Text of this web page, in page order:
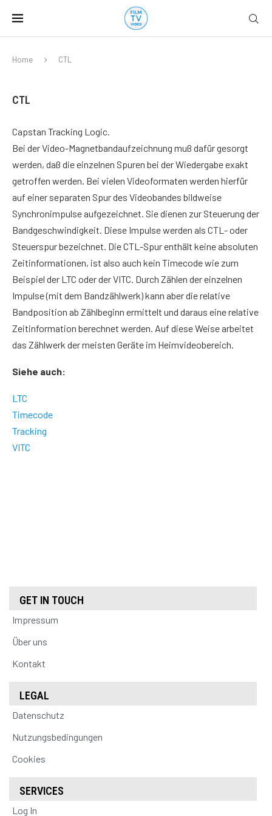
Home CTL
CTL
Capstan Tracking Logic.
Bei der Video-Magnetbandaufzeichnung muß dafür gesorgt
werden, daß die einzelnen Spuren bei der Wiedergabe exakt
getroffen werden. Bei vielen Videoformaten werden hierfür
auf einer separaten Spur des Videobandes bildweise
Synchronimpulse aufgezeichnet. Sie dienen zur Steuerung der
Bandgeschwindigkeit. Diese Impulse werden als CTL- oder
Steuerspur bezeichnet. Die CTL-Spur enthält keine absoluten
Zeitinformationen, ist also auch kein Timecode wie zum
Beispiel der LTC oder der VITC. Durch Zählen der einzelnen
Impulse (mit dem Bandzählwerk) kann aber die relative
Bandposition ab Zählbeginn ermittelt und daraus eine relative
Zeitinformation berechnet werden. Auf diese Weise arbeitet
das Zählwerk der meisten Geräte im Heimvideobereich.
Siehe auch:
LTC
Timecode
Tracking
VITC
GET IN TOUCH
Impressum
Über uns
Kontakt
LEGAL
Datenschutz
Nutzungsbedingungen
Cookies
SERVICES
Log In